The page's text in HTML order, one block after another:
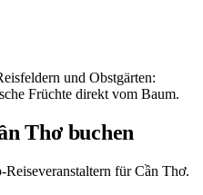
und Obstgärten:
Früchte direkt vom Baum.
Thơ buchen
für Cần Thơ.